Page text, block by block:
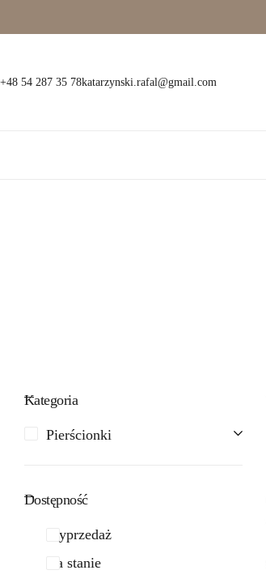
+48 54 287 35 78katarzynski.rafal@gmail.com
Kategoria
Pierścionki
Dostępność
Wyprzedaż
Na stanie